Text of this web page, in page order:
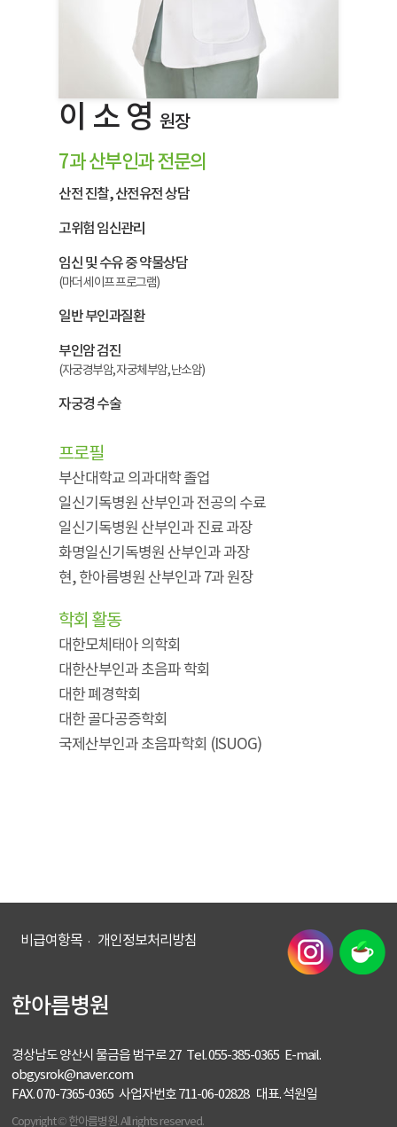
이 소 영원장
7과 산부인과 전문의
산전 진찰, 산전유전 상담
고위험 임신관리
임신 및 수유 중 약물상담
(마더 세이프 프로그램)
일반 부인과질환
부인암 검진
(자궁경부암, 자궁체부암, 난소암)
자궁경 수술
프로필
부산대학교 의과대학 졸업
일신기독병원 산부인과 전공의 수료
일신기독병원 산부인과 진료 과장
화명일신기독병원 산부인과 과장
현, 한아름병원 산부인과 7과 원장
학회 활동
대한모체태아 의학회
대한산부인과 초음파 학회
대한 폐경학회
대한 골다공증학회
국제산부인과 초음파학회 (ISUOG)
비급여항목 개인정보처리방침
한아름병원
경상남도 양산시 물금읍 범구로 27 Tel. 055-385-0365 E-mail.
obgysrok@naver.com
FAX. 070-7365-0365 사업자번호 711-06-02828 대표. 석원일
Copyright © 한아름병원. All rights reserved.